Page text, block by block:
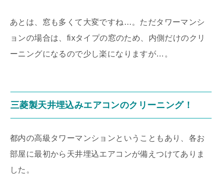
あとは、窓も多くて大変ですね…。ただタワーマンシ
ョンの場合は、fixタイプの窓のため、内側だけのクリ
ーニングになるので少し楽になりますが…。
三菱製天井埋込みエアコンのクリーニング！
都内の高級タワーマンションということもあり、各お
部屋に最初から天井埋込エアコンが備えつけてありま
した。